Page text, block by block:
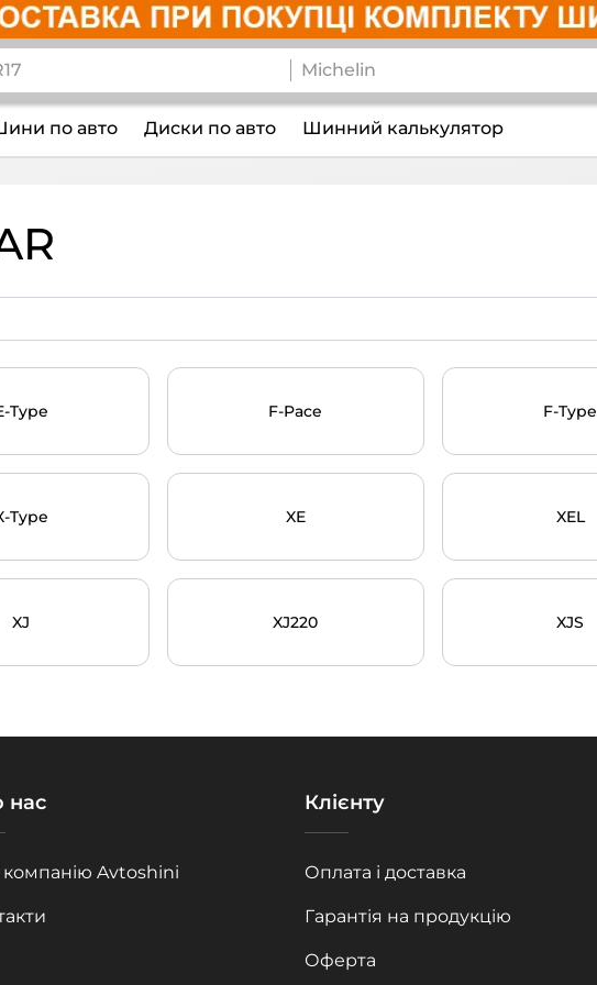
по авто Диски по авто Шинний калькулятор
Type F-Pace F-Type
Type XE XEL
XJ XJ220 XJS
нас
Avtoshini
Клієнту
Оплата і доставка
Гарантія на продукцію
Оферта